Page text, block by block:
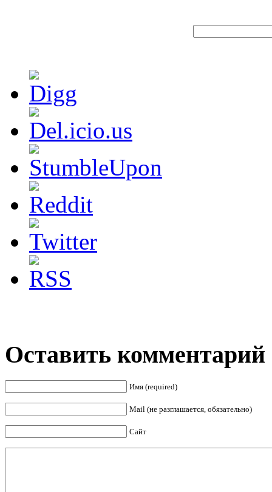
Оставить комментарий
Имя (required)
Mail (не разглашается, обязательно)
Сайт